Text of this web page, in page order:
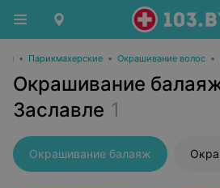
• Парикмахерские • Окрашивание волос •
Окрашивание
Заславле 1
Окрашивание балаяж